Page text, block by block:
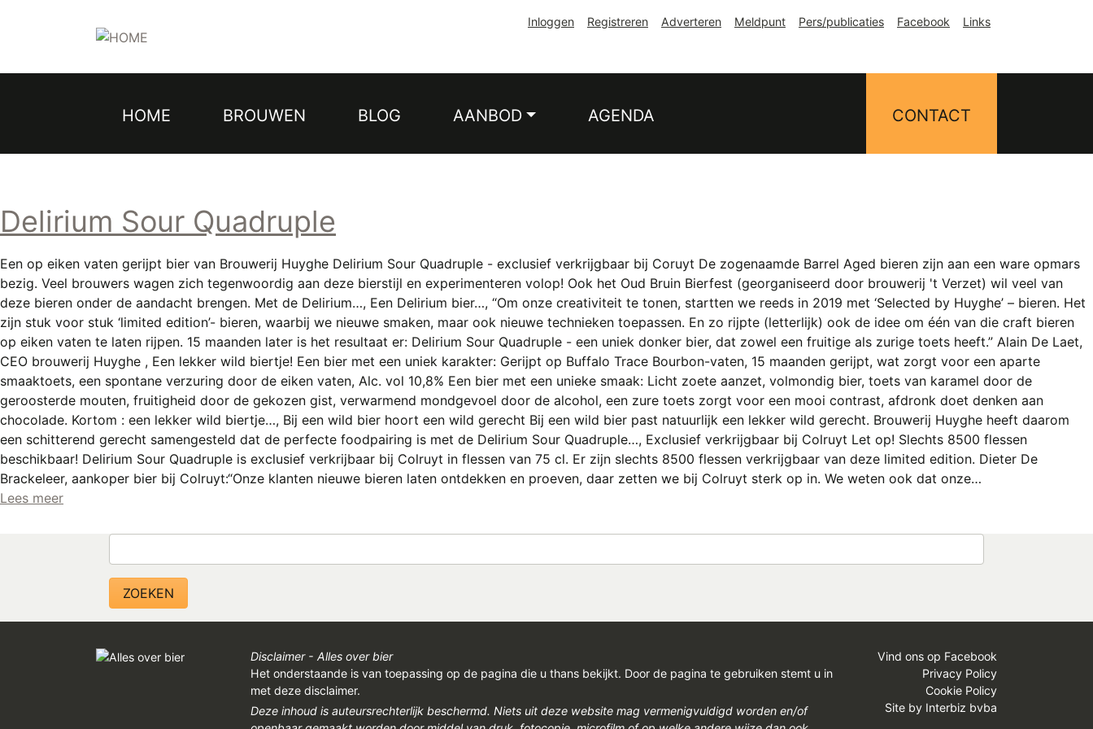
Inloggen Registreren Adverteren Meldpunt Pers/publicaties Facebook Links
Hoofdnavigatie
HOME BROUWEN BLOG AANBOD AGENDA CONTACT
Delirium Sour Quadruple
Een op eiken vaten gerijpt bier van Brouwerij Huyghe Delirium Sour Quadruple - exclusief verkrijgbaar bij Coruyt De zogenaamde Barrel Aged bieren zijn aan een ware opmars
bezig. Veel brouwers wagen zich tegenwoordig aan deze bierstijl en experimenteren volop! Ook het Oud Bruin Bierfest (georganiseerd door brouwerij 't Verzet) wil veel van
deze bieren onder de aandacht brengen. Met de Delirium…, Een Delirium bier…, “Om onze creativiteit te tonen, startten we reeds in 2019 met ‘Selected by Huyghe’ – bieren. Het
zijn stuk voor stuk ‘limited edition’- bieren, waarbij we nieuwe smaken, maar ook nieuwe technieken toepassen. En zo rijpte (letterlijk) ook de idee om één van die craft bieren
op eiken vaten te laten rijpen. 15 maanden later is het resultaat er: Delirium Sour Quadruple - een uniek donker bier, dat zowel een fruitige als zurige toets heeft.” Alain De Laet,
CEO brouwerij Huyghe , Een lekker wild biertje! Een bier met een uniek karakter: Gerijpt op Buffalo Trace Bourbon-vaten, 15 maanden gerijpt, wat zorgt voor een aparte
smaaktoets, een spontane verzuring door de eiken vaten, Alc. vol 10,8% Een bier met een unieke smaak: Licht zoete aanzet, volmondig bier, toets van karamel door de
geroosterde mouten, fruitigheid door de gekozen gist, verwarmend mondgevoel door de alcohol, een zure toets zorgt voor een mooi contrast, afdronk doet denken aan
chocolade. Kortom : een lekker wild biertje…, Bij een wild bier hoort een wild gerecht Bij een wild bier past natuurlijk een lekker wild gerecht. Brouwerij Huyghe heeft daarom
een schitterend gerecht samengesteld dat de perfecte foodpairing is met de Delirium Sour Quadruple…, Exclusief verkrijgbaar bij Colruyt Let op! Slechts 8500 flessen
beschikbaar! Delirium Sour Quadruple is exclusief verkrijbaar bij Colruyt in flessen van 75 cl. Er zijn slechts 8500 flessen verkrijgbaar van deze limited edition. Dieter De
Brackeleer, aankoper bier bij Colruyt:“Onze klanten nieuwe bieren laten ontdekken en proeven, daar zetten we bij Colruyt sterk op in. We weten ook dat onze…
Lees meer
Disclaimer - Alles over bier
Het onderstaande is van toepassing op de pagina die u thans bekijkt. Door de pagina te gebruiken stemt u in
met deze disclaimer.
Deze inhoud is auteursrechterlijk beschermd. Niets uit deze website mag vermenigvuldigd worden en/of
Vind ons op Facebook
Privacy Policy
Cookie Policy
Site by Interbiz bvba